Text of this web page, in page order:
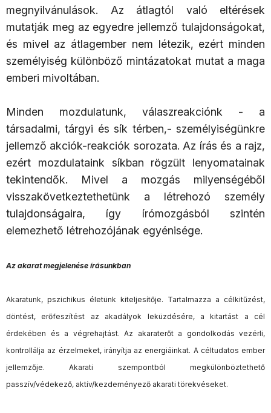
megnyilvánulások. Az átlagtól való eltérések
mutatják meg az egyedre jellemző tulajdonságokat,
és mivel az átlagember nem létezik, ezért minden
személyiség különböző mintázatokat mutat a maga
emberi mivoltában.
Minden mozdulatunk, válaszreakciónk - a
társadalmi, tárgyi és sík térben,- személyiségünkre
jellemző akciók-reakciók sorozata. Az írás és a rajz,
ezért mozdulataink síkban rögzült lenyomatainak
tekintendők. Mivel a mozgás milyenségéből
visszakövetkeztethetünk a létrehozó személy
tulajdonságaira, így írómozgásból szintén
elemezhető létrehozójának egyénisége.
Az akarat megjelenése írásunkban
Akaratunk, pszichikus életünk kiteljesítője. Tartalmazza a célkitűzést,
döntést, erőfeszítést az akadályok leküzdésére, a kitartást a cél
érdekében és a végrehajtást. Az akaraterőt a gondolkodás vezérli,
kontrollálja az érzelmeket, irányítja az energiáinkat. A céltudatos ember
jellemzője. Akarati szempontból megkülönböztethető
passzív/védekező, aktív/kezdeményező akarati törekvéseket.